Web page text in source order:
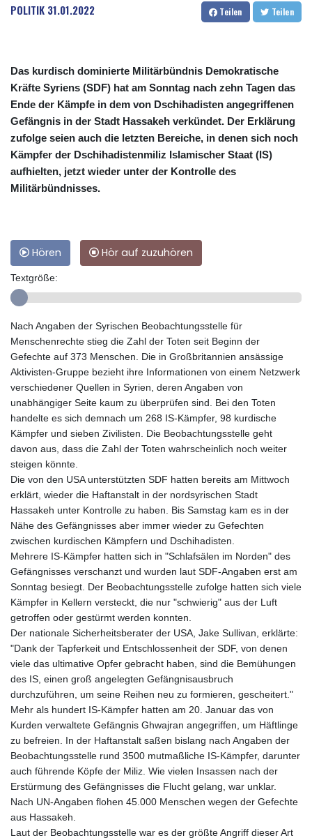
POLITIK 31.01.2022 Teilen Teilen
Das kurdisch dominierte Militärbündnis Demokratische
Kräfte Syriens (SDF) hat am Sonntag nach zehn Tagen das
Ende der Kämpfe in dem von Dschihadisten angegriffenen
Gefängnis in der Stadt Hassakeh verkündet. Der Erklärung
zufolge seien auch die letzten Bereiche, in denen sich noch
Kämpfer der Dschihadistenmiliz Islamischer Staat (IS)
aufhielten, jetzt wieder unter der Kontrolle des
Militärbündnisses.
Hören Hör auf zuzuhören
Textgröße:
Nach Angaben der Syrischen Beobachtungsstelle für
Menschenrechte stieg die Zahl der Toten seit Beginn der
Gefechte auf 373 Menschen. Die in Großbritannien ansässige
Aktivisten-Gruppe bezieht ihre Informationen von einem Netzwerk
verschiedener Quellen in Syrien, deren Angaben von
unabhängiger Seite kaum zu überprüfen sind. Bei den Toten
handelte es sich demnach um 268 IS-Kämpfer, 98 kurdische
Kämpfer und sieben Zivilisten. Die Beobachtungsstelle geht
davon aus, dass die Zahl der Toten wahrscheinlich noch weiter
steigen könnte.
Die von den USA unterstützten SDF hatten bereits am Mittwoch
erklärt, wieder die Haftanstalt in der nordsyrischen Stadt
Hassakeh unter Kontrolle zu haben. Bis Samstag kam es in der
Nähe des Gefängnisses aber immer wieder zu Gefechten
zwischen kurdischen Kämpfern und Dschihadisten.
Mehrere IS-Kämpfer hatten sich in "Schlafsälen im Norden" des
Gefängnisses verschanzt und wurden laut SDF-Angaben erst am
Sonntag besiegt. Der Beobachtungsstelle zufolge hatten sich viele
Kämpfer in Kellern versteckt, die nur "schwierig" aus der Luft
getroffen oder gestürmt werden konnten.
Der nationale Sicherheitsberater der USA, Jake Sullivan, erklärte:
"Dank der Tapferkeit und Entschlossenheit der SDF, von denen
viele das ultimative Opfer gebracht haben, sind die Bemühungen
des IS, einen groß angelegten Gefängnisausbruch
durchzuführen, um seine Reihen neu zu formieren, gescheitert."
Mehr als hundert IS-Kämpfer hatten am 20. Januar das von
Kurden verwaltete Gefängnis Ghwajran angegriffen, um Häftlinge
zu befreien. In der Haftanstalt saßen bislang nach Angaben der
Beobachtungsstelle rund 3500 mutmaßliche IS-Kämpfer, darunter
auch führende Köpfe der Miliz. Wie vielen Insassen nach der
Erstürmung des Gefängnisses die Flucht gelang, war unklar.
Nach UN-Angaben flohen 45.000 Menschen wegen der Gefechte
aus Hassakeh.
Laut der Beobachtungsstelle war es der größte Angriff dieser Art